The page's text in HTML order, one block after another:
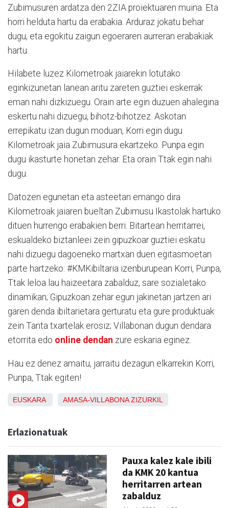
Zubimusuren ardatza den 2ZIA proiektuaren muina. Eta
horri helduta hartu da erabakia. Arduraz jokatu behar
dugu, eta egokitu zaigun egoeraren aurreran erabakiak
hartu.
Hilabete luzez Kilometroak jaiarekin lotutako
eginkizunetan lanean aritu zareten guztiei eskerrak
eman nahi dizkizuegu. Orain arte egin duzuen ahalegina
eskertu nahi dizuegu, bihotz-bihotzez. Askotan
errepikatu izan dugun moduan, Korri egin dugu
Kilometroak jaia Zubimusura ekartzeko. Punpa egin
dugu ikasturte honetan zehar. Eta orain Ttak egin nahi
dugu.
Datozen egunetan eta asteetan emango dira
Kilometroak jaiaren bueltan Zubimusu Ikastolak hartuko
dituen hurrengo erabakien berri. Bitartean herritarrei,
eskualdeko biztanleei zein gipuzkoar guztiei eskatu
nahi dizuegu dagoeneko martxan duen egitasmoetan
parte hartzeko: #KMKibiltaria izenburupean Korri, Punpa,
Ttak leloa lau haizeetara zabalduz, sare sozialetako
dinamikan; Gipuzkoan zehar egun jakinetan jartzen ari
garen denda ibiltarietara gerturatu eta gure produktuak
zein Tanta txartelak erosiz; Villabonan dugun dendara
etorrita edo online dendan zure eskaria eginez.
Hau ez denez amaitu, jarraitu dezagun elkarrekin Korri,
Punpa, Ttak egiten!
EUSKARA AMASA-VILLABONA ZIZURKIL
Erlazionatuak
Pauxa kalez kale ibili
da KMK 20 kantua
herritarren artean
zabalduz